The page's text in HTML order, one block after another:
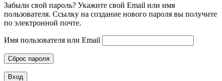
Забыли свой пароль? Укажите свой Email или имя
пользователя. Ссылку на создание нового пароля вы получите
по электронной почте.
Имя пользователя или Email
Сброс пароля
Вход